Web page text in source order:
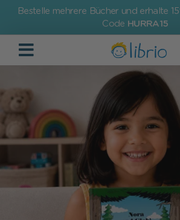
Bestelle mehrere Bücher und erhalte
Code HURRA15